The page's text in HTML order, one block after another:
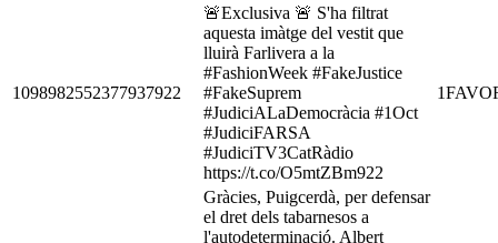
1098982552377937922
🚨Exclusiva 🚨 S'ha filtrat
aquesta imàtge del vestit que
lluirà Farlivera a la
#FashionWeek #FakeJustice
#FakeSuprem
#JudiciALaDemocràcia #1Oct
#JudiciFARSA
#JudiciTV3CatRàdio
https://t.co/O5mtZBm922
1
Gràcies, Puigcerdà, per defensar
el dret dels tabarnesos a
l'autodeterminació. Albert